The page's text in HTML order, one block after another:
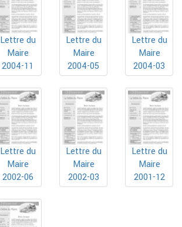
Lettre du
Maire
2004-11
Lettre du
Maire
2004-05
Lettre du
Maire
2004-03
Lettre du
Maire
2002-06
Lettre du
Maire
2002-03
Lettre du
Maire
2001-12